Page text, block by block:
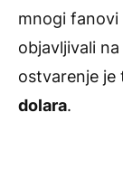
mnogi fanovi
objavljivali
ostvarenje je
dolara.